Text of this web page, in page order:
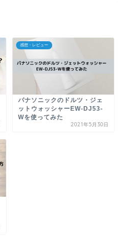
感想・レビュー
パナソニックのドルツ・ジェ
ットウォッシャーEW-DJ53-
Wを使ってみた
2021年5月30日